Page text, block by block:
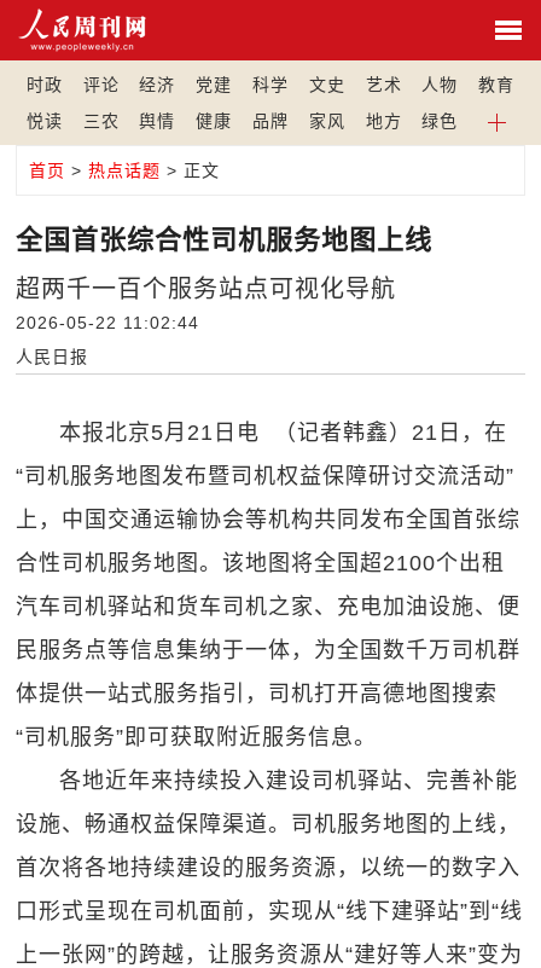
时政 评论 经济 党建 科学 文史 艺术 人物
教育
悦读
三农 舆情 健康 品牌 家风 地方 绿色
首页 >热点话题 > 正文
全国首张综合性司机服务地图上线
超两千一百个服务站点可视化导航
2026-05-22 11:02:44
人民日报
本报北京5月21日电 （记者韩鑫）21日，在
“司机服务地图发布暨司机权益保障研讨交流活动”
上，中国交通运输协会等机构共同发布全国首张综
合性司机服务地图。该地图将全国超2100个出租
汽车司机驿站和货车司机之家、充电加油设施、便
民服务点等信息集纳于一体，为全国数千万司机群
体提供一站式服务指引，司机打开高德地图搜索
“司机服务”即可获取附近服务信息。
各地近年来持续投入建设司机驿站、完善补能
设施、畅通权益保障渠道。司机服务地图的上线，
首次将各地持续建设的服务资源，以统一的数字入
口形式呈现在司机面前，实现从“线下建驿站”到“线
上一张网”的跨越，让服务资源从“建好等人来”变为